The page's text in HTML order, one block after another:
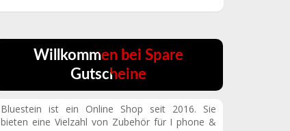
Willkommen bei Spare
Gutscheine
Bluestein ist ein Online Shop seit 2016. Sie
bieten eine Vielzahl von Zubehör für I phone &